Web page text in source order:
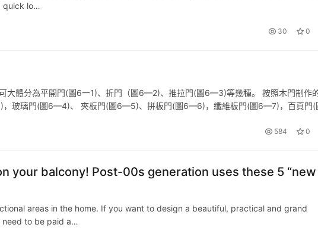
quick lo…
30 0
大體分為平開門(圖6一1)、折門（圖6—2)、推拉門(圖6—3)等幾種。 按照木門制作
，玻璃門(圖6—4)、 夾板門(圖6—5)、拼板門(圖6—6)，纖維板門(圖6—7)，百頁門(
584 0
your balcony! Post-00s generation uses these 5 “new
areas in the home. If you want to design a beautiful, practical and grand
need to be paid a…